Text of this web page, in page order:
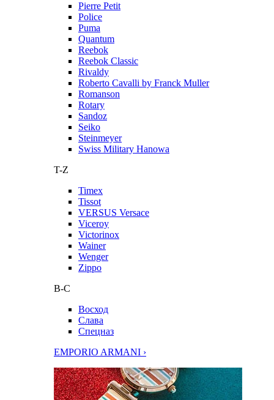
Pierre Petit
Police
Puma
Quantum
Reebok
Reebok Classic
Rivaldy
Roberto Cavalli by Franck Muller
Romanson
Rotary
Sandoz
Seiko
Steinmeyer
Swiss Military Hanowa
T-Z
Timex
Tissot
VERSUS Versace
Viceroy
Victorinox
Wainer
Wenger
Zippo
В-С
Восход
Слава
Спецназ
EMPORIO ARMANI ›